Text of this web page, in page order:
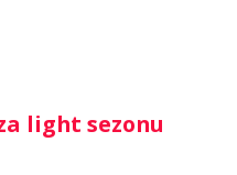
light sezonu